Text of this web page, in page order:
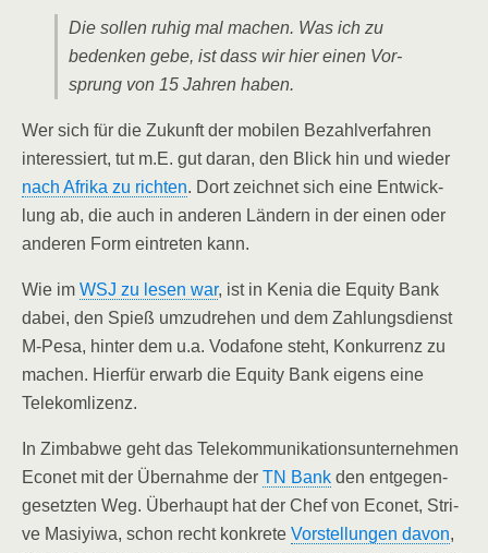
Die sol­len ruhig mal machen. Was ich zu
beden­ken gebe, ist dass wir hier einen Vor­
sprung von 15 Jah­ren haben.
Wer sich für die Zukunft der mobi­len Bezahl­ver­fah­ren
inter­es­siert, tut m.E. gut dar­an, den Blick hin und wie­der
nach Afri­ka zu rich­ten. Dort zeich­net sich eine Ent­wick­
lung ab, die auch in ande­ren Län­dern in der einen oder
ande­ren Form ein­tre­ten kann.
Wie im WSJ zu lesen war, ist in Kenia die Equi­ty Bank
dabei, den Spieß umzu­dre­hen und dem Zah­lungs­dienst
M‑Pesa, hin­ter dem u.a. Voda­fone steht, Kon­kur­renz zu
machen. Hier­für erwarb die Equi­ty Bank eigens eine
Telekomlizenz.
In Zim­bab­we geht das Tele­kom­mu­ni­ka­ti­ons­un­ter­neh­men
Eco­net mit der Über­nah­me der TN Bank den ent­ge­gen­
ge­setz­ten Weg. Über­haupt hat der Chef von Eco­net, Stri­
ve Masiy­iwa, schon recht kon­kre­te Vor­stel­lun­gen davon,